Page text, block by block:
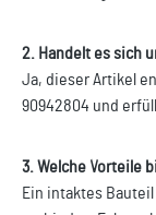
2. Handelt es sich
Ja, dieser Artikel
90942804 und
3. Welche Vorteile
Ein intaktes